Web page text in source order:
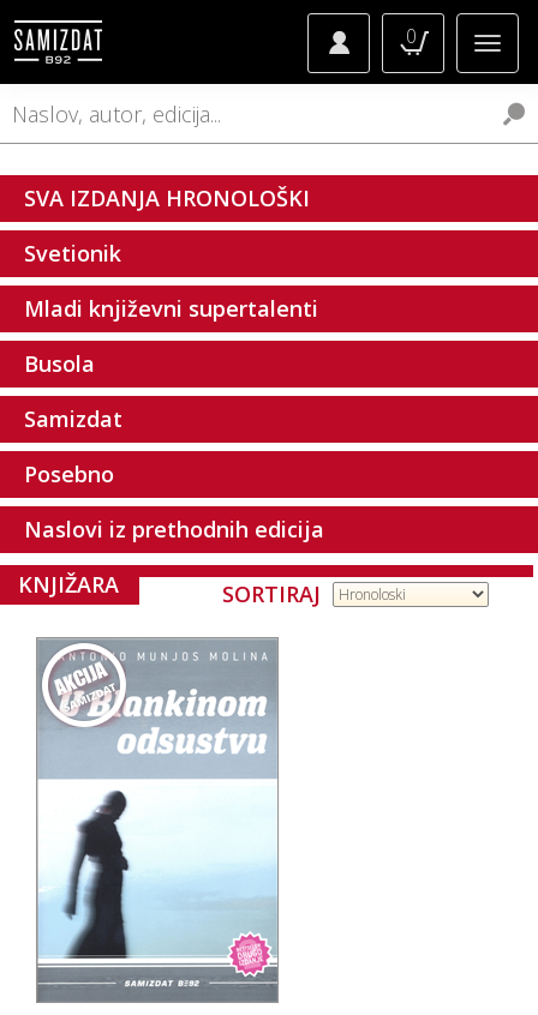
0
SVA IZDANJA HRONOLOŠKI
Svetionik
Mladi književni supertalenti
Busola
Samizdat
Posebno
Naslovi iz prethodnih edicija
SORTIRAJ
KNJIŽARA